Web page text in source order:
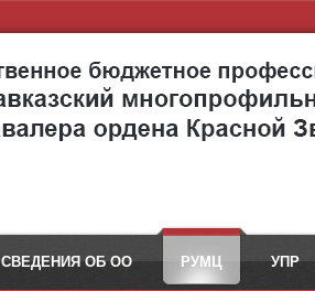
СВЕДЕНИЯ ОБ ОО РУМЦ УПР